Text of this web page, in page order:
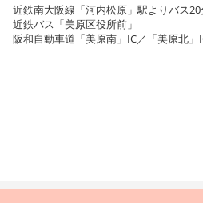
近鉄南大阪線「河内松原」駅よりバス20
近鉄バス「美原区役所前」
阪和自動車道「美原南」IC／「美原北」